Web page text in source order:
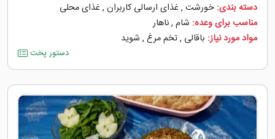
دسته بندی: خورشت , غذای ارسالی کاربران , غذای محلی
مناسب برای وعده: شام ,ناهار
مواد مورد نیاز: باقالی ,تخم مرغ , شوید
دستور پخت